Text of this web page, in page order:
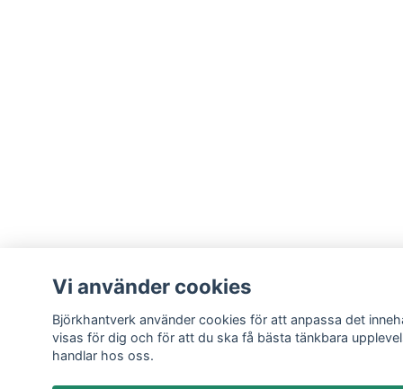
Vi använder cookies
Björkhantverk använder cookies för att anpassa det
visas för dig och för att du ska få bästa tänkbara
handlar hos oss.